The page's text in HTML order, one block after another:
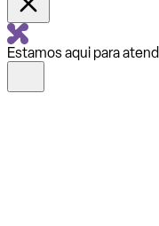
Estamos aqui para